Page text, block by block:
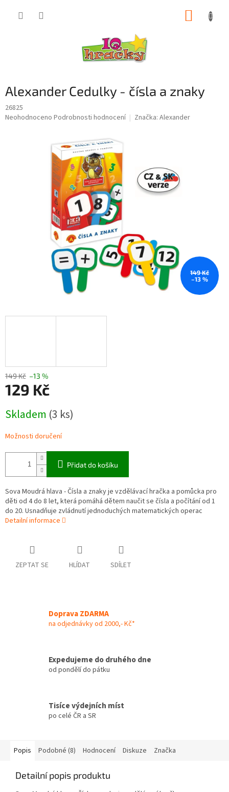
Alexander Cedulky - čísla a znaky
26825
Průměrné
Neohodnoceno Podrobnosti hodnocení Značka: Alexander
149 Kč
–13 %
149 Kč –13 %
129 Kč
cena:
Skladem (3 ks)
Možnosti doručení
Přidat do košíku
Sova Moudrá hlava - Čísla a znaky je vzdělávací hračka a pomůcka pro
děti od 4 do 8 let, která pomáhá dětem naučit se čísla a počítání od 1
do 20. Usnadňuje zvládnutí jednoduchých matematických operac
Detailní informace
ZEPTAT SE HLÍDAT SDÍLET
Doprava ZDARMA
na odjednávky od 2000,- Kč*
Expedujeme do druhého dne
od pondělí do pátku
Tisíce výdejních míst
po celé ČR a SR
Popis Podobné (8) Hodnocení Diskuze Značka
Detailní popis produktu